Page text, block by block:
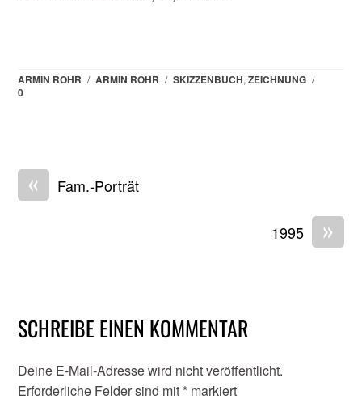
ARMIN ROHR / ARMIN ROHR / SKIZZENBUCH,ZEICHNUNG /
0
« Fam.-Porträt
»
1995
SCHREIBE EINEN KOMMENTAR
Deine E-Mail-Adresse wird nicht veröffentlicht.
Erforderliche Felder sind mit * markiert